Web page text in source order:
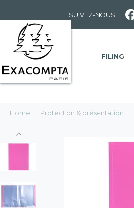
SUIVEZ-NOUS
FILING
Home Protection & présentation